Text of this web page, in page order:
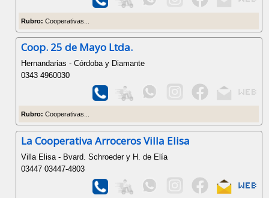
Rubro: Cooperativas...
Coop. 25 de Mayo Ltda.
Hernandarias - Córdoba y Diamante
0343 4960030
Rubro: Cooperativas...
La Cooperativa Arroceros Villa Elisa
Villa Elisa - Bvard. Schroeder y H. de Elía
03447 03447-4803